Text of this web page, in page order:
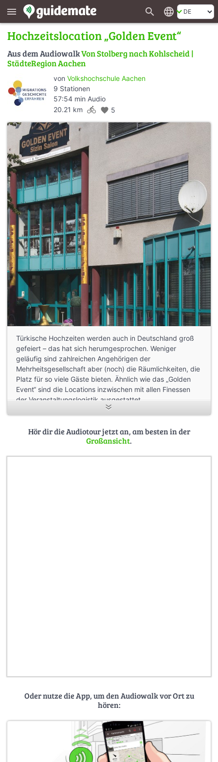
menu search language
Hochzeitslocation „Golden Event“
Aus dem AudiowalkVon Stolberg nach Kohlscheid |
StädteRegion Aachen
von Volkshochschule Aachen
9 Stationen
57:54 min Audio
20.21 km directions_bike favorite 5
Türkische Hochzeiten werden auch in Deutschland groß
gefeiert – das hat sich herumgesprochen. Weniger
geläufig sind zahlreichen Angehörigen der
Mehrheitsgesellschaft aber (noch) die Räumlichkeiten, die
Platz für so viele Gäste bieten. Ähnlich wie das „Golden
Event“ sind die Locations inzwischen mit allen Finessen
der Veranstaltungslogistik ausgestattet.
Hör dir die Audiotour jetzt an, am besten in der
Großansicht.
Oder nutze die App, um den Audiowalk vor Ort zu
hören: